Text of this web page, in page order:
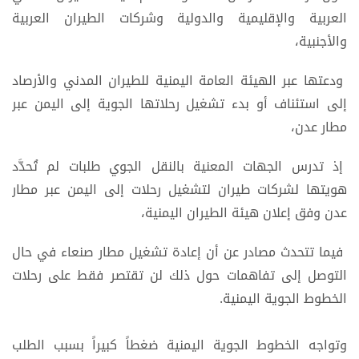
العربية والإقليمية والدولية وشركات الطيران العربية
والأجنبية،
ودعتها عبر الهيئة العامة اليمنية للطيران المدني والأرصاد
إلى استئناف أو بدء تشغيل رحلاتها الجوية إلى اليمن عبر
مطار عدن،
إذ تدرس الجهات المعنية بالنقل الجوي طلبات لم تُحدَّد
هويتها لشركات طيران لتشغيل رحلات إلى اليمن عبر مطار
عدن وفق إعلان هيئة الطيران اليمنية،
فيما تتحدث مصادر عن أن إعادة تشغيل مطار صنعاء في حال
التوصل إلى تفاهمات حول ذلك لن تقتصر فقط على رحلات
الخطوط الجوية اليمنية.
وتواجه الخطوط الجوية اليمنية ضغطاً كبيراً بسبب الطلب